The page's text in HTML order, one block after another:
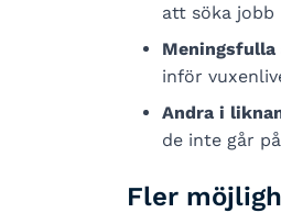
att söka jobb
inför
Andra i
de inte går
Fler